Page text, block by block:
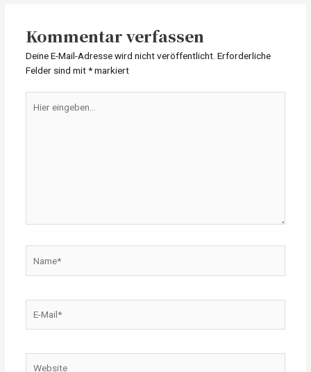
Kommentar verfassen
Deine E-Mail-Adresse wird nicht veröffentlicht. Erforderliche
Felder sind mit*markiert
eingeben…
Mail*